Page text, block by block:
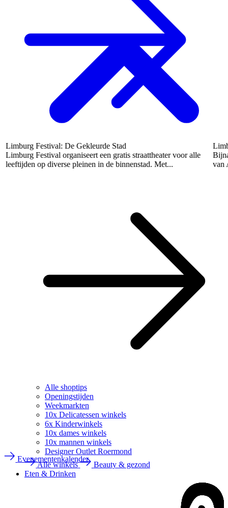
Alle shoptips
Openingstijden
Weekmarkten
10x Delicatessen winkels
6x Kinderwinkels
10x dames winkels
10x mannen winkels
Designer Outlet Roermond
Alle winkels
Beauty & gezond
Eten & Drinken
Limburg Festival: De Gekleurde Stad
Limburg Festival organiseert een gratis straattheater voor alle
leeftijden op diverse pleinen in de binnenstad. Met...
van
Evenementenkalender